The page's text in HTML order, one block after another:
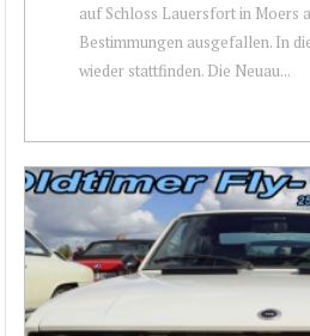
auf Schloss Lauersfort in Moers
Bestimmungen ausgefallen. In
wieder stattfinden. Die Neuau...